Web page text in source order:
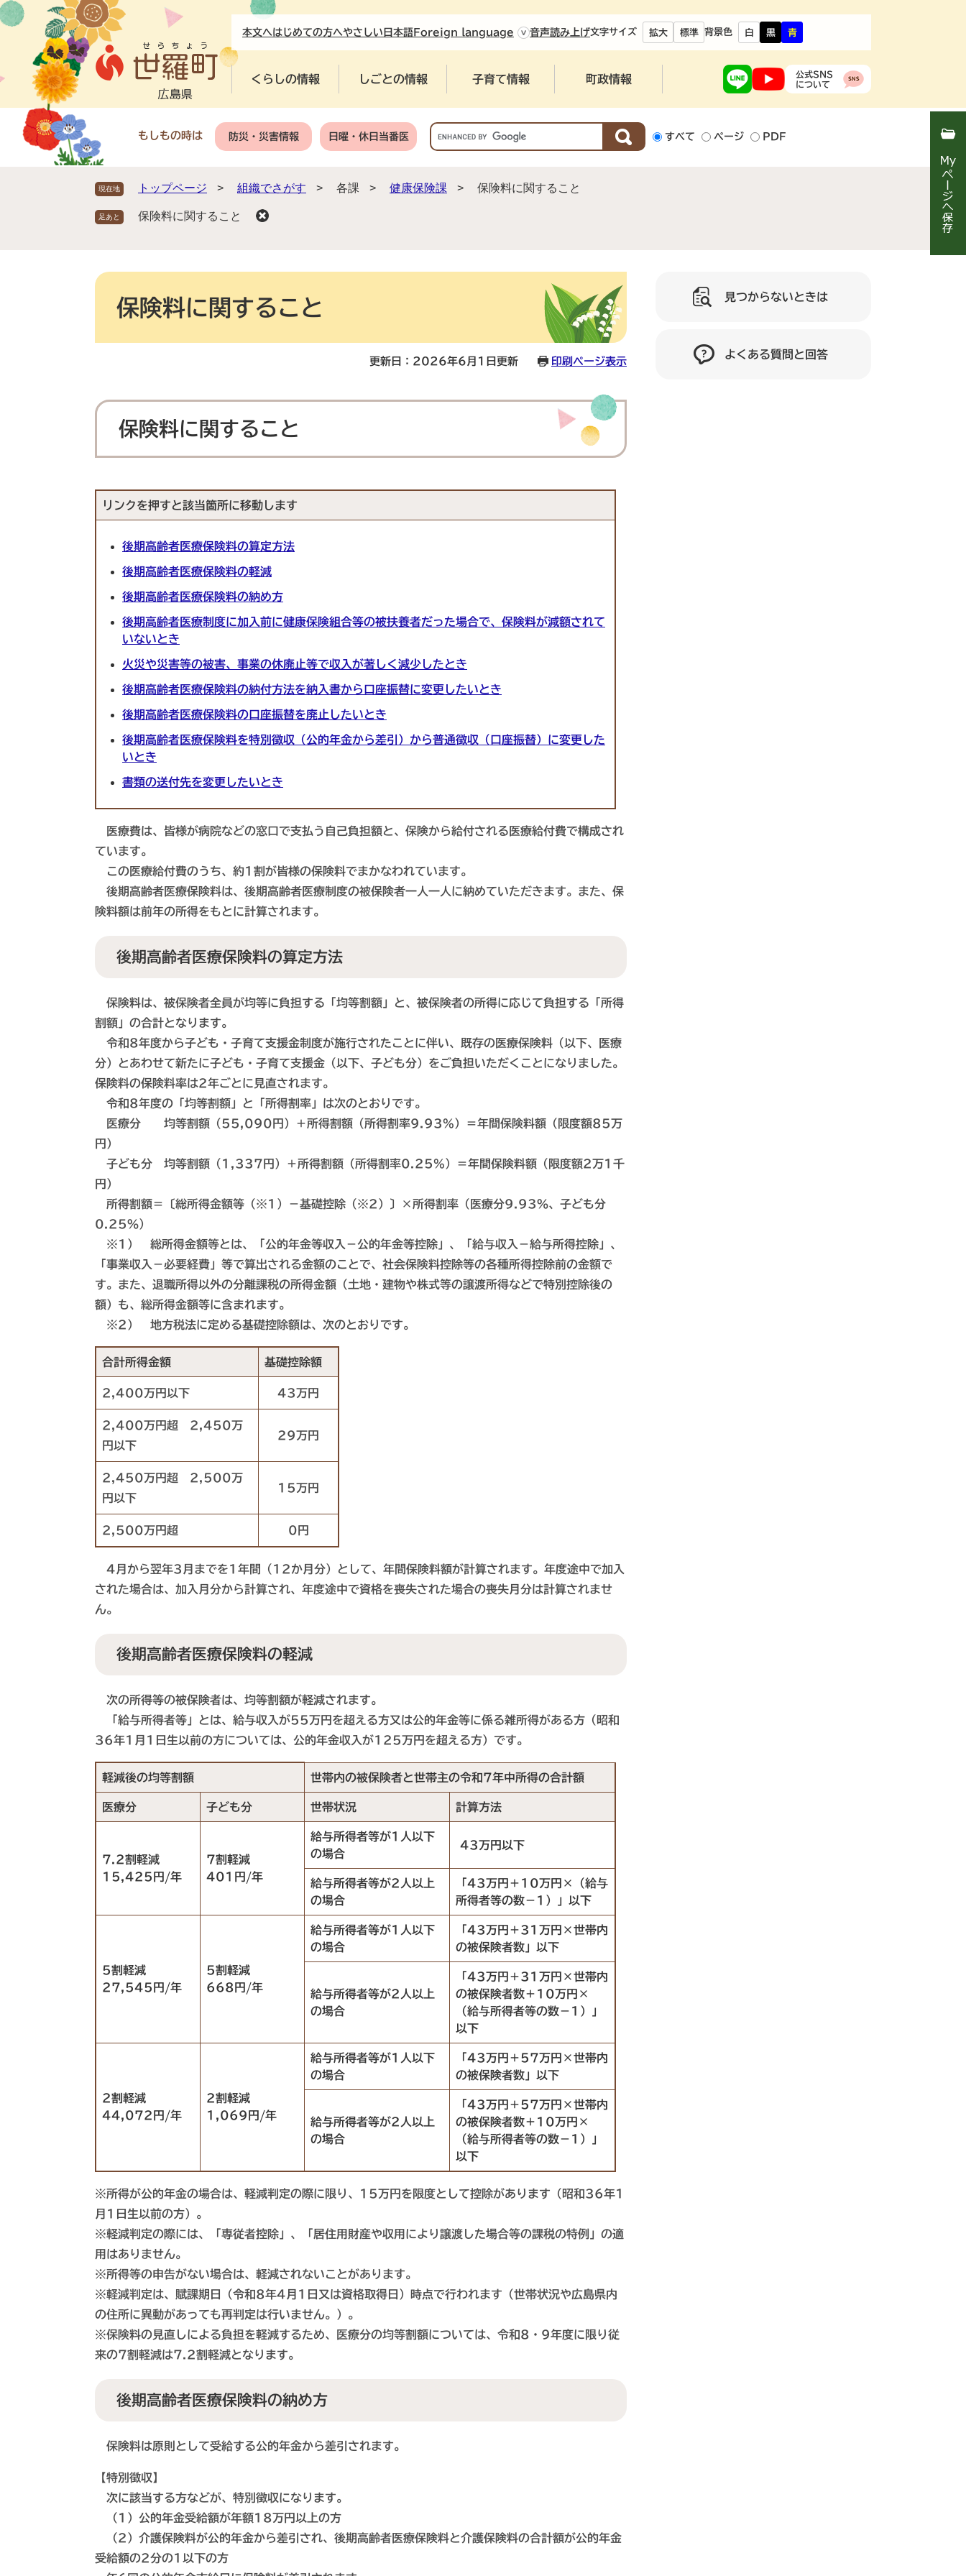
ペ
ー
先
メ
ニ
を
本文へはじめての方へやさしい日本語 Foreign language 音声読み上げ文字サイズ 拡大 標準 背景色 白 黒 青
くらしの情報 しごとの情報 子育て情報 町政情報
公式SNS
について
もしもの時は 防災・災害情報 日曜・休日当番医
G
o
l
ム
すべて ページ PDF
現在地 トップページ > 組織でさがす > 各課 > 健康保険課 > 保険料に関すること
保険料に関すること
本
保険料に関すること
更新日：2026年6月1日更新 印刷ページ表示
保険料に関すること
リンクを押すと該当箇所に移動します
後期高齢者医療保険料の算定方法
後期高齢者医療保険料の軽減
後期高齢者医療保険料の納め方
後期高齢者医療制度に加入前に健康保険組合等の被扶養者だった場合で、保険料が減額されて
いないとき
火災や災害等の被害、事業の休廃止等で収入が著しく減少したとき
後期高齢者医療保険料の納付方法を納入書から口座振替に変更したいとき
後期高齢者医療保険料の口座振替を廃止したいとき
後期高齢者医療保険料を特別徴収（公的年金から差引）から普通徴収（口座振替）に変更した
いとき
​書類の送付先を変更したいとき​
医療費は、皆様が病院などの窓口で支払う自己負担額と、保険から給付される医療給付費で構成され
ています。
この医療給付費のうち、約1割が皆様の保険料でまかなわれています。
後期高齢者医療保険料は、後期高齢者医療制度の被保険者一人一人に納めていただきます。また、保
険料額は前年の所得をもとに計算されます。
後期高齢者医療保険料の算定方法
保険料は、被保険者全員が均等に負担する「均等割額」と、被保険者の所得に応じて負担する「所得
割額」の合計となります。
令和8年度から子ども・子育て支援金制度が施行されたことに伴い、既存の医療保険料（以下、医療
分）とあわせて新たに子ども・子育て支援金（以下、子ども分）をご負担いただくことになりました。
保険料の保険料率は2年ごとに見直されます。
令和8年度の「均等割額」と「所得割率」は次のとおりです。
医療分 均等割額（55,090円）＋所得割額（所得割率9.93%）＝年間保険料額（限度額85万
円）
​ 子ども分 均等割額（1,337円）＋所得割額（所得割率0.25%）＝年間保険料額（限度額2万1千
円）
所得割額＝〔総所得金額等（※1）－基礎控除（※2）〕×所得割率（医療分9.93％、子ども分
0.25％）
※1） 総所得金額等とは、「公的年金等収入－公的年金等控除」、「給与収入－給与所得控除」、
「事業収入－必要経費」等で算出される金額のことで、社会保険料控除等の各種所得控除前の金額で
す。また、退職所得以外の分離課税の所得金額（土地・建物や株式等の譲渡所得などで特別控除後の
額）も、総所得金額等に含まれます。
※2） 地方税法に定める基礎控除額は、次のとおりです。​
合計所得金額 基礎控除額
2,400万円以下 43万円
2,400万円超 2,450万
円以下
29万円
2,450万円超 2,500万
円以下
15万円
2,500万円超 0円
4月から翌年3月までを1年間（12か月分）として、年間保険料額が計算されます。年度途中で加入
された場合は、加入月分から計算され、年度途中で資格を喪失された場合の喪失月分は計算されませ
ん。
後期高齢者医療保険料の軽減
次の所得等の被保険者は、均等割額が軽減されます。
「給与所得者等」とは、給与収入が55万円を超える方又は公的年金等に係る雑所得がある方（昭和
36年1月1日生以前の方については、公的年金収入が125万円を超える方）です。
軽減後の均等割額 世帯内の被保険者と世帯主の令和7年中所得の合計額
医療分 子ども分 世帯状況 計算方法
7.2割軽減
15,425円/年
7割軽減
401円/年
給与所得者等が1人以下
の場合
43万円以下
給与所得者等が2人以上
の場合
「43万円＋10万円×（給与
所得者等の数－1）」以下
5割軽減
27,545円/年
5割軽減
668円/年
給与所得者等が1人以下
の場合
「43万円＋31万円×世帯内
の被保険者数」以下
給与所得者等が2人以上
の場合
「43万円＋31万円×世帯内
の被保険者数＋10万円×
（給与所得者等の数－1）」
以下
2割軽減
44,072円/年
2割軽減
1,069円/年
給与所得者等が1人以下
の場合
「43万円＋57万円×世帯内
の被保険者数」以下
給与所得者等が2人以上
の場合
「43万円＋57万円×世帯内
の被保険者数＋10万円×
（給与所得者等の数－1）」
以下
※所得が公的年金の場合は、軽減判定の際に限り、15万円を限度として控除があります（昭和36年1
月1日生以前の方）。
※軽減判定の際には、「専従者控除」、「居住用財産や収用により譲渡した場合等の課税の特例」の適
用はありません。
※所得等の申告がない場合は、軽減されないことがあります。
※軽減判定は、賦課期日（令和8年4月1日又は資格取得日）時点で行われます（世帯状況や広島県内
の住所に異動があっても再判定は行いません。）。
※保険料の見直しによる負担を軽減するため、医療分の均等割額については、令和8・9年度に限り従
来の7割軽減は7.2割軽減となります。
後期高齢者医療保険料の納め方
保険料は原則として受給する公的年金から差引されます。
【特別徴収】
次に該当する方などが、特別徴収になります。
（1）公的年金受給額が年額18万円以上の方
（2）介護保険料が公的年金から差引され、後期高齢者医療保険料と介護保険料の合計額が公的年金
受給額の2分の1以下の方
見つからないときは
よくある質問と回答